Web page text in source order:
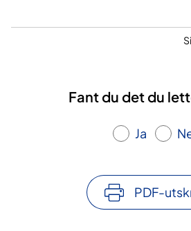
Fant du det du
Ja
PDF-